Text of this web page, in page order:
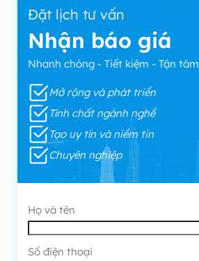
Đặt lịch tư vấn
Nhận báo giá
Nhanh chóng - Tiết kiệm - Tận tâm
Mở rộng và phát triển
Tính chất ngành nghề
Tạo uy tín và niềm tin
Chuyên nghiệp
Họ và tên
Số điện thoại